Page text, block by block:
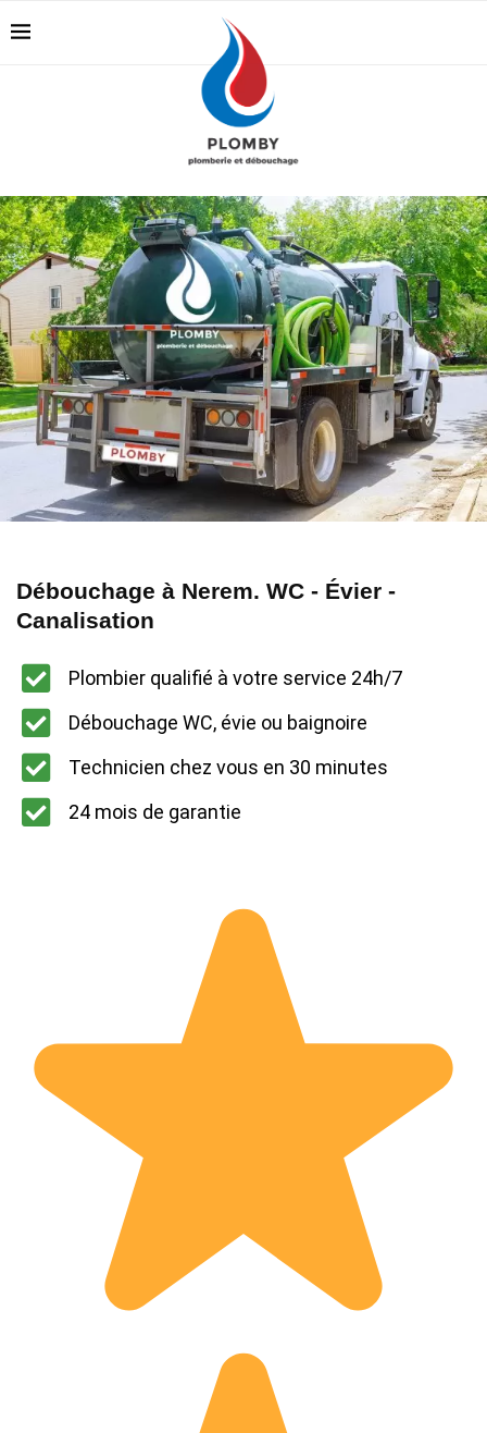
Débouchage à Nerem. WC - Évier -
Canalisation
Plombier qualifié à votre service 24h/7
Débouchage WC, évie ou baignoire
Technicien chez vous en 30 minutes
24 mois de garantie